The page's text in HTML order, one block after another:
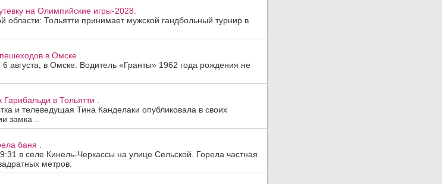
на Олимпийские игры-2028.
области: Тольятти принимает мужской гандбольный турнир в
в Омске .
августа, в Омске. Водитель «Гранты» 1962 года рождения не
в Тольятти .
и телеведущая Тина Канделаки опубликовала в своих
замка ..
баня .
в селе Кинель-Черкассы на улице Сельской. Горела частная
метров.